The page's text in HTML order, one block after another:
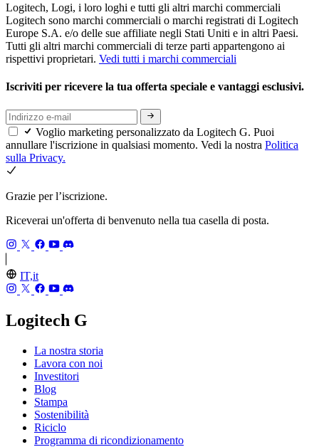
Logitech, Logi, i loro loghi e tutti gli altri marchi commerciali
Logitech sono marchi commerciali o marchi registrati di Logitech
Europe S.A. e/o delle sue affiliate negli Stati Uniti e in altri Paesi.
Tutti gli altri marchi commerciali di terze parti appartengono ai
rispettivi proprietari. Vedi tutti i marchi commerciali
Iscriviti per ricevere la tua offerta speciale e vantaggi esclusivi.
Voglio marketing personalizzato da Logitech G. Puoi
annullare l'iscrizione in qualsiasi momento. Vedi la nostra Politica
sulla Privacy.
Grazie per l’iscrizione.
Riceverai un'offerta di benvenuto nella tua casella di posta.
IT,it
Logitech G
La nostra storia
Lavora con noi
Investitori
Blog
Stampa
Sostenibilità
Riciclo
Programma di ricondizionamento